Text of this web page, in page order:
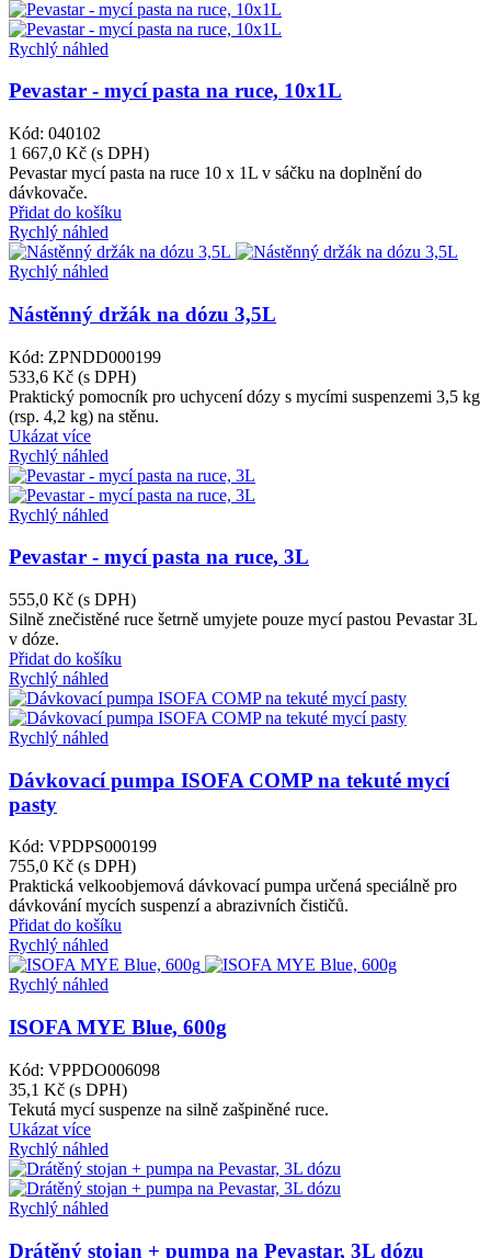
Rychlý náhled
Pevastar - mycí pasta na ruce, 10x1L
Kód: 040102
1 667,0 Kč (s DPH)
Pevastar mycí pasta na ruce 10 x 1L v sáčku na doplnění do
dávkovače.
Přidat do košíku
Rychlý náhled
Rychlý náhled
Nástěnný držák na dózu 3,5L
Kód: ZPNDD000199
533,6 Kč (s DPH)
Praktický pomocník pro uchycení dózy s mycími suspenzemi 3,5 kg
(rsp. 4,2 kg) na stěnu.
Ukázat více
Rychlý náhled
Rychlý náhled
Pevastar - mycí pasta na ruce, 3L
555,0 Kč (s DPH)
Silně znečistěné ruce šetrně umyjete pouze mycí pastou Pevastar 3L
v dóze.
Přidat do košíku
Rychlý náhled
Rychlý náhled
Dávkovací pumpa ISOFA COMP na tekuté mycí
pasty
Kód: VPDPS000199
755,0 Kč (s DPH)
Praktická velkoobjemová dávkovací pumpa určená speciálně pro
dávkování mycích suspenzí a abrazivních čističů.
Přidat do košíku
Rychlý náhled
Rychlý náhled
ISOFA MYE Blue, 600g
Kód: VPPDO006098
35,1 Kč (s DPH)
Tekutá mycí suspenze na silně zašpiněné ruce.
Ukázat více
Rychlý náhled
Rychlý náhled
Drátěný stojan + pumpa na Pevastar, 3L dózu